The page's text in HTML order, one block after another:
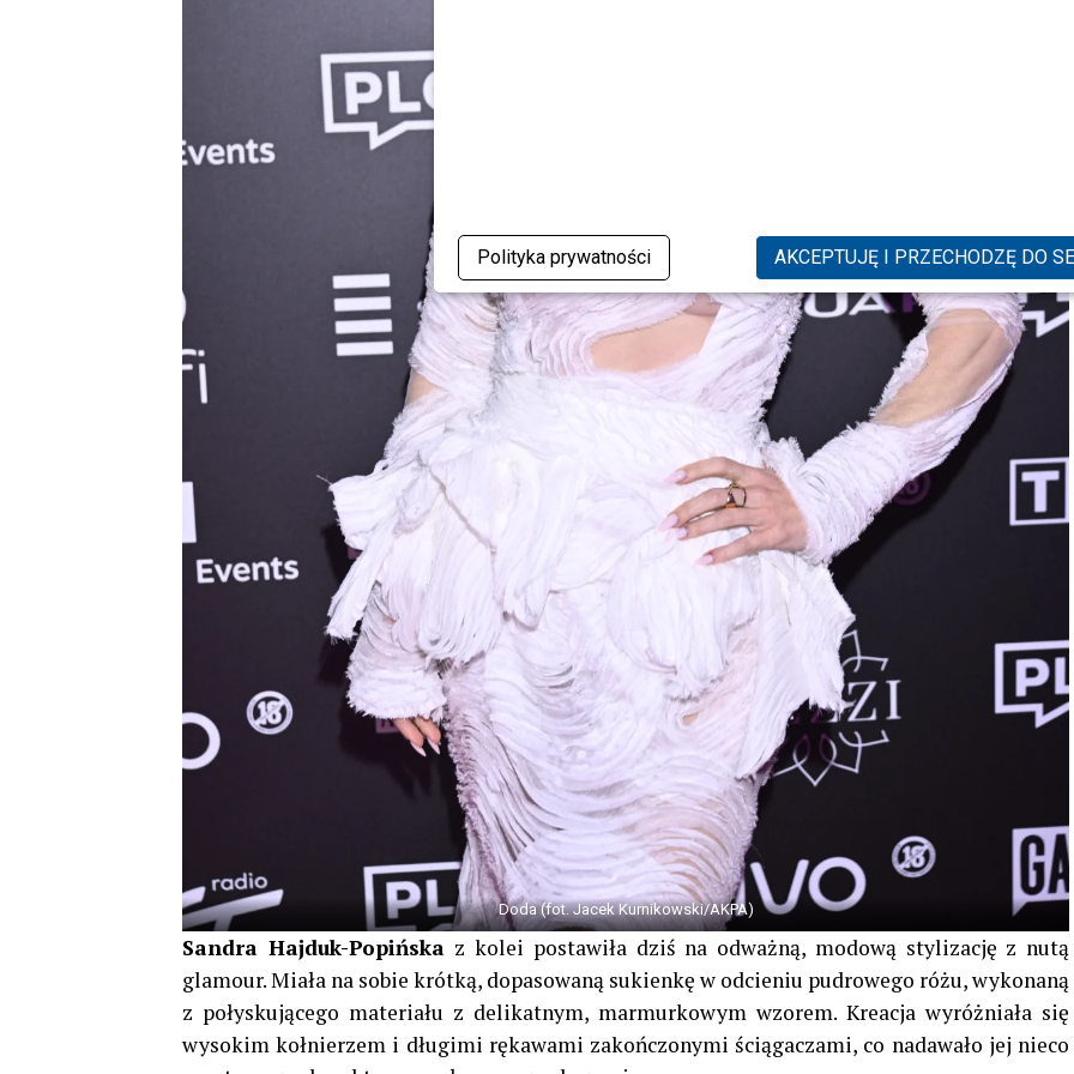
Polityka prywatności AKCEPTUJĘ I PRZECHODZĘ DO
Doda (fot. Jacek Kurnikowski/AKPA)
Sandra Hajduk-Popińska z kolei postawiła dziś na odważną, modową stylizację z nutą
glamour. Miała na sobie krótką, dopasowaną sukienkę w odcieniu pudrowego różu, wykonaną
z połyskującego materiału z delikatnym, marmurkowym wzorem. Kreacja wyróżniała się
wysokim kołnierzem i długimi rękawami zakończonymi ściągaczami, co nadawało jej nieco